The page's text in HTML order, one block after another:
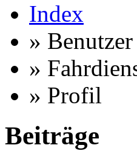
Index
» Benutzer
»
» Profil
Beiträge